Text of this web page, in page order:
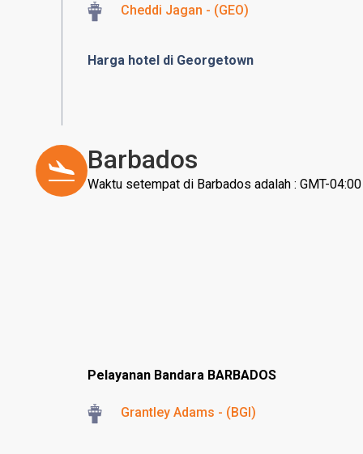
Cheddi Jagan - (GEO)
Harga hotel di Georgetown
Barbados
Waktu setempat di Barbados adalah : GMT-04:00
Pelayanan Bandara BARBADOS
Grantley Adams - (BGI)